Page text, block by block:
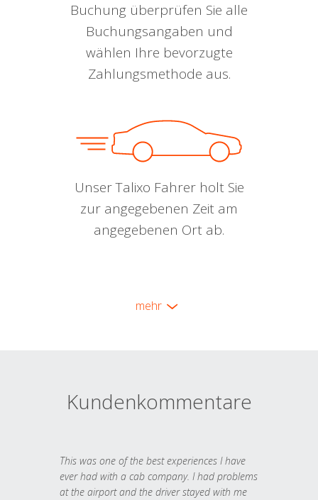
Buchung überprüfen Sie alle
Buchungsangaben und
wählen Ihre bevorzugte
Zahlungsmethode aus.
Unser Talixo Fahrer holt Sie
zur angegebenen Zeit am
angegebenen Ort ab.
mehr
Kundenkommentare
This was one of the best experiences I have
ever had with a cab company. I had problems
at the airport and the driver stayed with me